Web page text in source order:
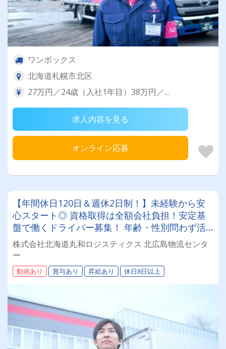
ワンボックス
北海道札幌市北区
27万円／24歳（入社1年目）38万円／...
求人内容を見る
オンライン応募
【年間休日120日＆週休2日制！】未経験から安
心スタート◎ 資格取得は全額会社負担！安定基
盤で働くドライバー募集！ 年齢・性別問わず活
躍できるお仕事です✨
株式会社北海道丸和ロジスティクス 北広島物流センタ
ー
動画あり 賞与あり 昇給あり 休日8日以上